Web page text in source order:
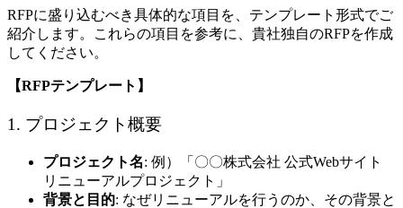
RFPに盛り込むべき具体的な項目を、テンプレート形式でご
紹介します。これらの項目を参考に、貴社独自のRFPを作成
してください。
【RFPテンプレート】
1. プロジェクト概要
プロジェクト名: 例）「〇〇株式会社 公式Webサイト
リニューアルプロジェクト」
背景と目的: なぜリニューアルを行うのか、その背景と